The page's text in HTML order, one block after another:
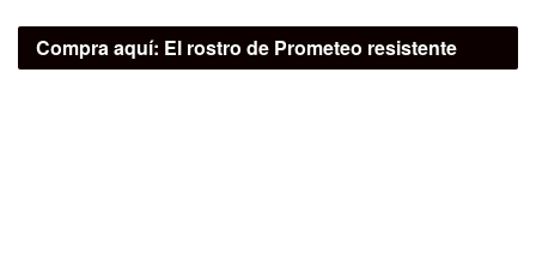
Compra aquí: El rostro de Prometeo resistente